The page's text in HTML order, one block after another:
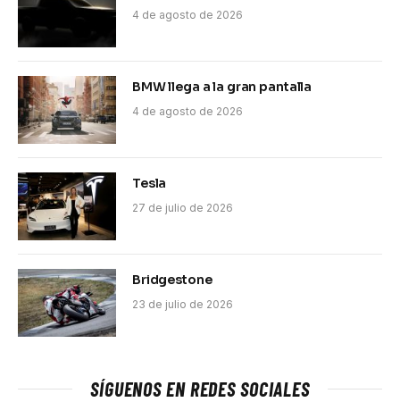
4 de agosto de 2026
BMW llega a la gran pantalla
4 de agosto de 2026
Tesla
27 de julio de 2026
Bridgestone
23 de julio de 2026
SÍGUENOS EN REDES SOCIALES